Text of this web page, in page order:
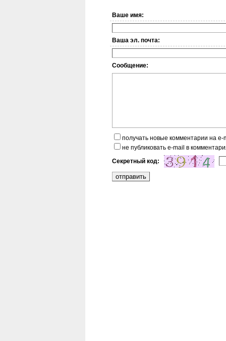
Ваше имя:
Ваша эл. почта:
Сообщение:
получать новые комментарии на e-
не публиковать e-mail в
Секретный код: